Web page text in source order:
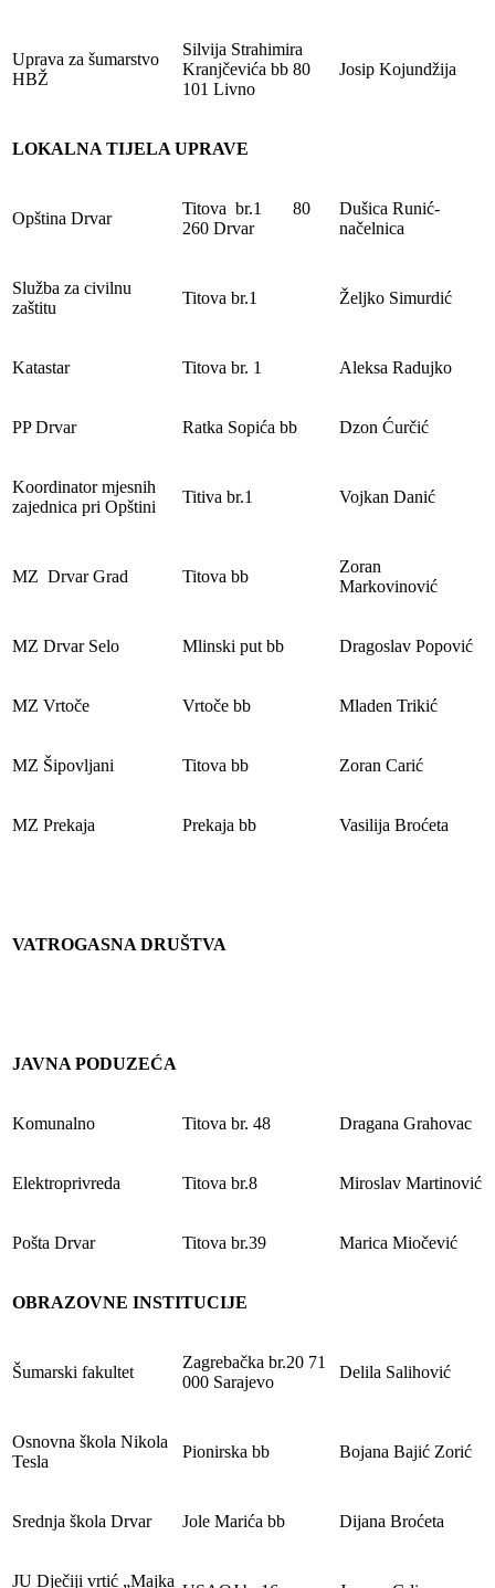
Uprava za šumarstvo
HBŽ
Silvija Strahimira
Kranjčevića bb 80
101 Livno
Josip Kojundžija
LOKALNA TIJELA UPRAVE
Opština Drvar
Titova br.1 80
260 Drvar
Dušica Runić-
načelnica
Služba za civilnu
zaštitu
Titova br.1 Željko Simurdić
Katastar Titova br. 1 Aleksa Radujko
PP Drvar Ratka Sopića bb Dzon Ćurčić
Koordinator mjesnih
zajednica pri Opštini
Titiva br.1 Vojkan Danić
MZ Drvar Grad Titova bb
Zoran
Markovinović
MZ Drvar Selo Mlinski put bb Dragoslav Popović
MZ Vrtoče Vrtoče bb Mladen Trikić
MZ Šipovljani Titova bb Zoran Carić
MZ Prekaja Prekaja bb Vasilija Broćeta
VATROGASNA DRUŠTVA
JAVNA PODUZEĆA
Komunalno Titova br. 48 Dragana Grahovac
Elektroprivreda Titova br.8 Miroslav Martinović
Pošta Drvar Titova br.39 Marica Miočević
OBRAZOVNE INSTITUCIJE
Šumarski fakultet
Zagrebačka br.20 71
000 Sarajevo
Delila Salihović
Osnovna škola Nikola
Tesla
Pionirska bb Bojana Bajić Zorić
Srednja škola Drvar Jole Marića bb Dijana Broćeta
JU Dječiji vrtić „Majka